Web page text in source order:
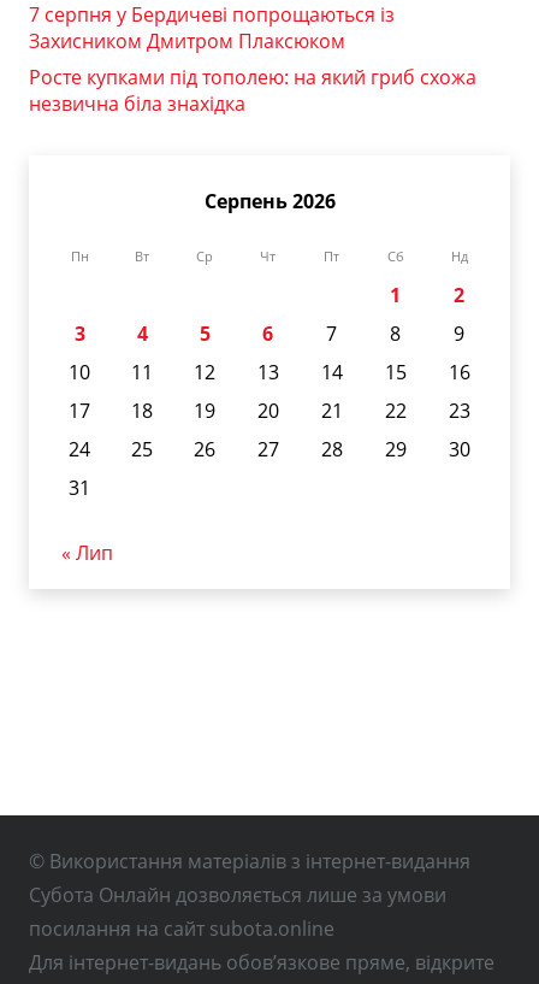
7 серпня у Бердичеві попрощаються із
Захисником Дмитром Плаксюком
Росте купками під тополею: на який гриб схожа
незвична біла знахідка
Серпень 2026
Пн Вт Ср Чт Пт Сб Нд
1
2
3
4 5 6 7 8
9
10
11 12 13 14 15
16
17
18 19 20 21 22
23
24
25 26 27 28 29
30
31
« Лип
© Використання матеріалів з інтернет-видання
Субота Онлайн дозволяється лише за умови
посилання на сайт subota.online
Для інтернет-видань обов’язкове пряме, відкрите